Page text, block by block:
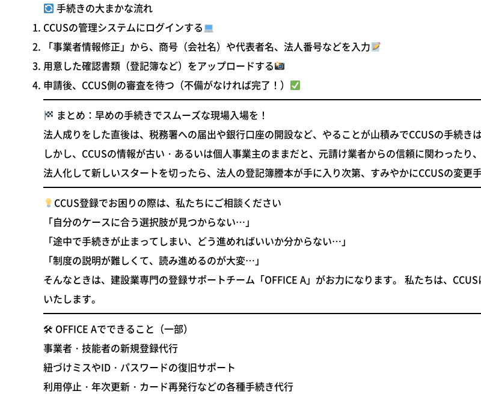
手続きの大まかな流れ
CCUSの管理システムにログインする
「事業者情報修正」から、商号（会社名）や代表者名、法人番号などを入力
用意した確認書類（登記簿など）をアップロードする
申請後、CCUS側の審査を待つ（不備がなければ完了！）
まとめ：早めの手続きでスムーズな現場入場を！
法人成りをした直後は、税務署への届出や銀行口座の開設など、やることが山積みでCCUSの手続き
しかし、CCUSの情報が古い・あるいは個人事業主のままだと、元請け業者からの信頼に関わった
法人化して新しいスタートを切ったら、法人の登記簿謄本が手に入り次第、すみやかにCCUSの変更
CCUS登録でお困りの際は、私たちにご相談ください
「自分のケースに合う選択肢が見つからない…」
「途中で手続きが止まってしまい、どう進めればいいか分からない…」
「制度の説明が難しくて、読み進めるのが大変…」
そんなときは、 建設業専門の登録サポートチーム「OFFICE A」 がお力になります。 私たちは、
いたします。
🛠 OFFICE Aでできること（一部）
事業者・技能者の新規登録代行
紐づけミスやID・パスワードの復旧サポート
利用停止・年次更新・カード再発行などの各種手続き代行